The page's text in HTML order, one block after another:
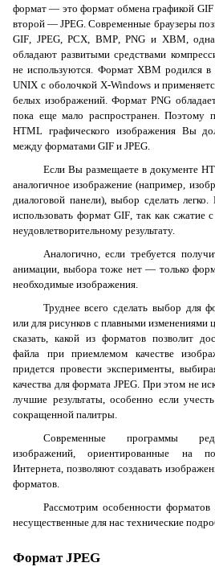
формат — это формат обмена графикой
второй — JPEG. Современные браузеры
GIF, JPEG,PCX, BMP,PNG и XBM,
обладают развитыми средствами
не используются. Формат XBM родился
UNIX с оболочкой X-Windowsи
белых изображений. ФорматPNG
пока еще мало распространен. Поэтому
HTML графического изображения Вы
между форматами GIF и JPEG.
Если Вы размещаете в документе
аналогичное изображение (например,
диалоговой панели), выбор сделать
использовать форматGIF, так как сжатие
неудовлетворительному результату.
Аналогично, если требуется
анимации, выбора тоже нет — только
необходимые изображения.
Труднее всего сделать выбор для
или для рисунков с плавными изменениями
сказать, какой из форматов позволит
файла при приемлемом качестве
придется провести эксперименты,
качества для формата JPEG. При этом не
лучшие результаты, особенно если
сокращенной палитры.
Современные программы
изображений, ориентированные на
Интернета, позволяют создавать
форматов.
Рассмотрим особенности форматов
несущественные для нас технические
ФорматJPEG